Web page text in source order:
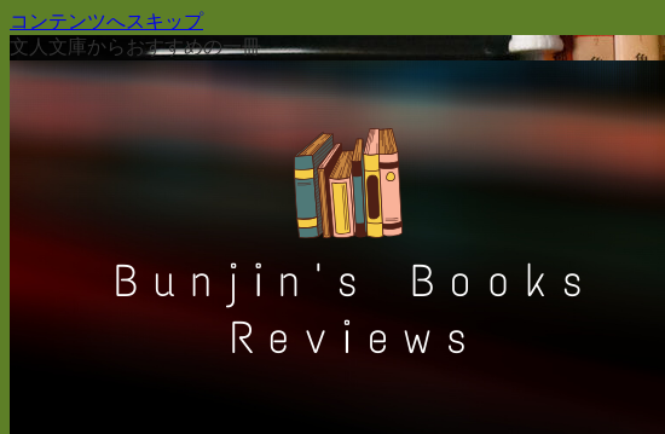
コンテンツへスキップ
文人文庫からおすすめの一冊